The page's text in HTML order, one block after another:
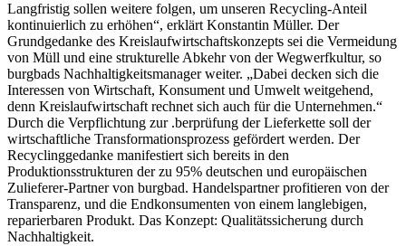
Langfristig sollen weitere folgen, um unseren Recycling-Anteil
kontinuierlich zu erhöhen“, erklärt Konstantin Müller. Der
Grundgedanke des Kreislaufwirtschaftskonzepts sei die Vermeidung
von Müll und eine strukturelle Abkehr von der Wegwerfkultur, so
burgbads Nachhaltigkeitsmanager weiter. „Dabei decken sich die
Interessen von Wirtschaft, Konsument und Umwelt weitgehend,
denn Kreislaufwirtschaft rechnet sich auch für die Unternehmen.“
Durch die Verpflichtung zur .berprüfung der Lieferkette soll der
wirtschaftliche Transformationsprozess gefördert werden. Der
Recyclinggedanke manifestiert sich bereits in den
Produktionsstrukturen der zu 95% deutschen und europäischen
Zulieferer-Partner von burgbad. Handelspartner profitieren von der
Transparenz, und die Endkonsumenten von einem langlebigen,
reparierbaren Produkt. Das Konzept: Qualitätssicherung durch
Nachhaltigkeit.